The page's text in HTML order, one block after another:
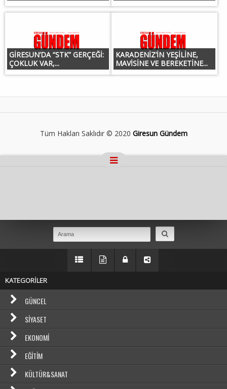
GİRESUN’DA “STK” GERÇEĞİ:
ÇOKLUK VAR,...
KARADENİZ’İN YEŞİLİNE,
MAVİSİNE VE BEREKETİNE...
Tüm Hakları Saklıdır © 2020 Giresun Gündem
KATEGORİLER
GÜNCEL
SIYASET
EKONOMI
EĞITIM
KÜLTÜR&SANAT